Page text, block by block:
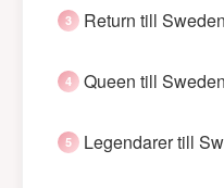
Return till
Queen till
Legendarer till